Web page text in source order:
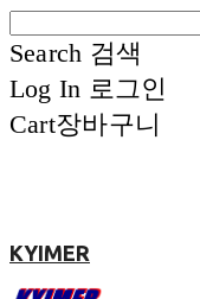
Search 검색
Log In 로그인
Cart장바구니
KYIMER